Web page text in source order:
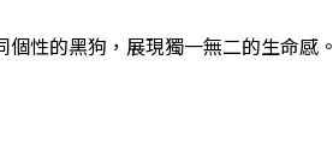
性的黑狗，展現獨一無二的生命感。